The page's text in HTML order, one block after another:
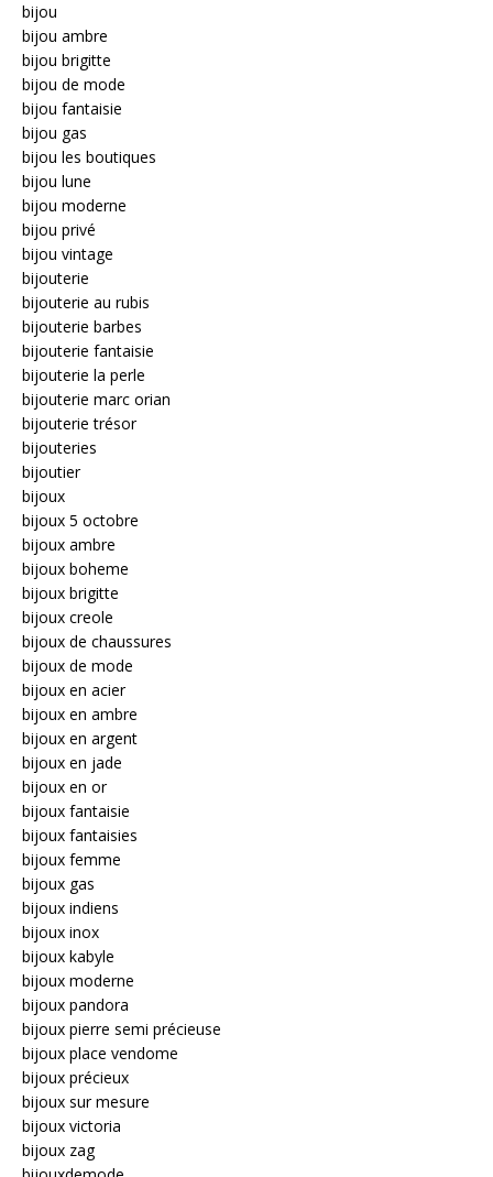
bijou
bijou ambre
bijou brigitte
bijou de mode
bijou fantaisie
bijou gas
bijou les boutiques
bijou lune
bijou moderne
bijou privé
bijou vintage
bijouterie
bijouterie au rubis
bijouterie barbes
bijouterie fantaisie
bijouterie la perle
bijouterie marc orian
bijouterie trésor
bijouteries
bijoutier
bijoux
bijoux 5 octobre
bijoux ambre
bijoux boheme
bijoux brigitte
bijoux creole
bijoux de chaussures
bijoux de mode
bijoux en acier
bijoux en ambre
bijoux en argent
bijoux en jade
bijoux en or
bijoux fantaisie
bijoux fantaisies
bijoux femme
bijoux gas
bijoux indiens
bijoux inox
bijoux kabyle
bijoux moderne
bijoux pandora
bijoux pierre semi précieuse
bijoux place vendome
bijoux précieux
bijoux sur mesure
bijoux victoria
bijoux zag